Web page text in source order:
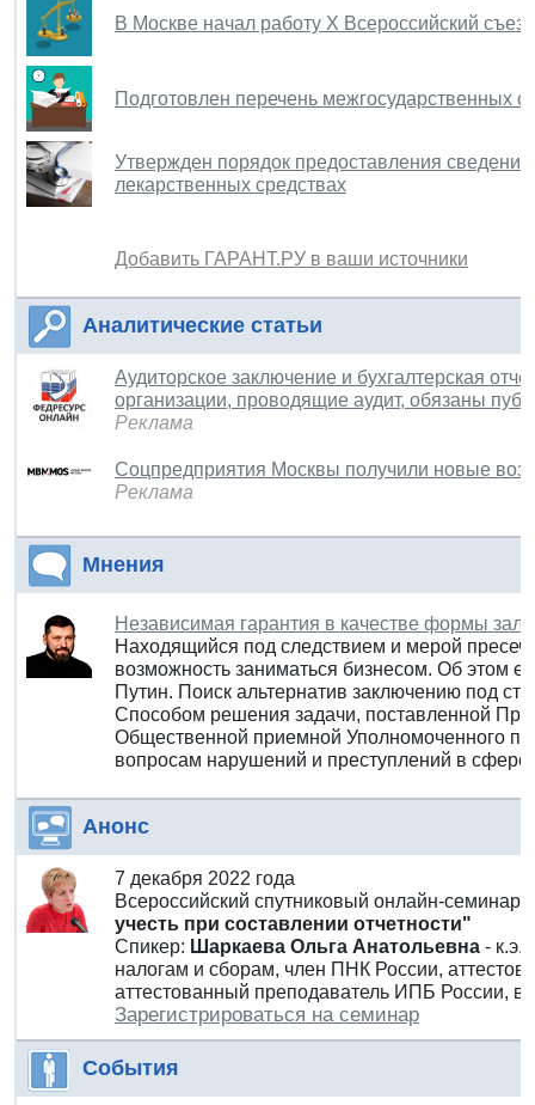
В Москве начал работу X Всероссийский
Подготовлен перечень межгосударственных
Утвержден порядок предоставления
лекарственных средствах
Добавить ГАРАНТ.РУ в ваши источники
Аналитические статьи
Аудиторское заключение и бухгалтерская
организации, проводящие аудит, обязаны
Реклама
Соцпредприятия Москвы получили новые
Реклама
Мнения
Независимая гарантия в качестве формы
Находящийся под следствием и мерой
возможность заниматься бизнесом. Об этом
Путин. Поиск альтернатив заключению под
Способом решения задачи, поставленной
Общественной приемной Уполномоченного
вопросам нарушений и преступлений в
Анонс
7 декабря 2022 года
Всероссийский спутниковый онлайн-семинар
учесть при составлении отчетности"
Спикер: Шаркаева Ольга Анатольевна -
налогам и сборам, член ПНК России,
аттестованный преподаватель ИПБ России,
Зарегистрироваться на семинар
События